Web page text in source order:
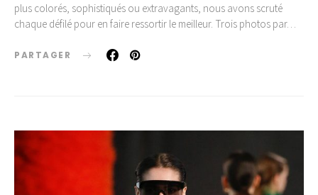
plus colorés, sophistiqués ou extravagants, nous avons scruté
chaque défilé pour en faire ressortir le meilleur. Trois photos par…
PARTAGER